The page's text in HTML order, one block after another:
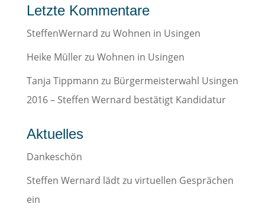
Letzte Kommentare
SteffenWernard zu Wohnen in Usingen
Heike Müllerzu Wohnen in Usingen
Tanja Tippmann zu Bürgermeisterwahl Usingen
2016 – Steffen Wernard bestätigt Kandidatur
Aktuelles
Dankeschön
Steffen Wernard lädt zu virtuellen Gesprächen
ein